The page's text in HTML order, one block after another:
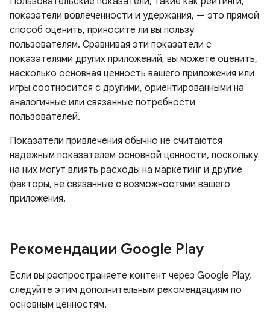
показатели вовлеченности и удержания, — это прямой
способ оценить, приносите ли вы пользу
пользователям. Сравнивая эти показатели с
показателями других приложений, вы можете оценить,
насколько основная ценность вашего приложения или
игры соотносится с другими, ориентированными на
аналогичные или связанные потребности
пользователей.
Показатели привлечения обычно не считаются
надежным показателем основной ценности, поскольку
на них могут влиять расходы на маркетинг и другие
факторы, не связанные с возможностями вашего
приложения.
Рекомендации Google Play
Если вы распространяете контент через Google Play,
следуйте этим дополнительным рекомендациям по
основным ценностям.